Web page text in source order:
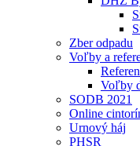
Zber odpadu
Voľby a
Voľby
SODB 2021
Online
Urnový háj
PHSR